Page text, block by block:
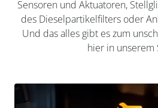
Sensoren und Aktuatoren,
des Dieselpartikelfilters oder
Und das alles gibt es zum
hier in unserem